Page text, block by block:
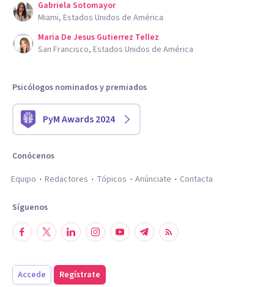
Gabriela Sotomayor
Miami, Estados Unidos de América
Maria De Jesus Gutierrez Tellez
San Francisco, Estados Unidos de América
Psicólogos nominados y premiados
PyM Awards 2024
Conócenos
Equipo
Redactores Tópicos Anúnciate Contacta
Síguenos
Accede Regístrate